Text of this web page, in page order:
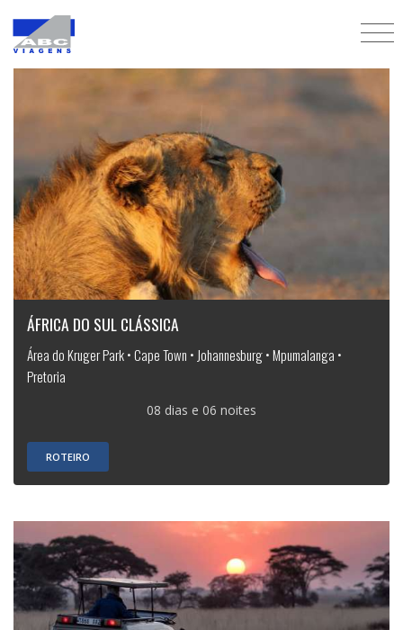
Ecoturismo e aventura
ÁFRICA DO SUL CLÁSSICA
Área do Kruger Park • Cape Town • Johannesburg • Mpumalanga •
Pretoria
08 dias e 06 noites
ROTEIRO